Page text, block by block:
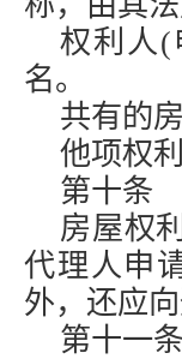
权利人(
名。
共有的
他项权
第十条
房屋权
代理人申
外，还应
第十一